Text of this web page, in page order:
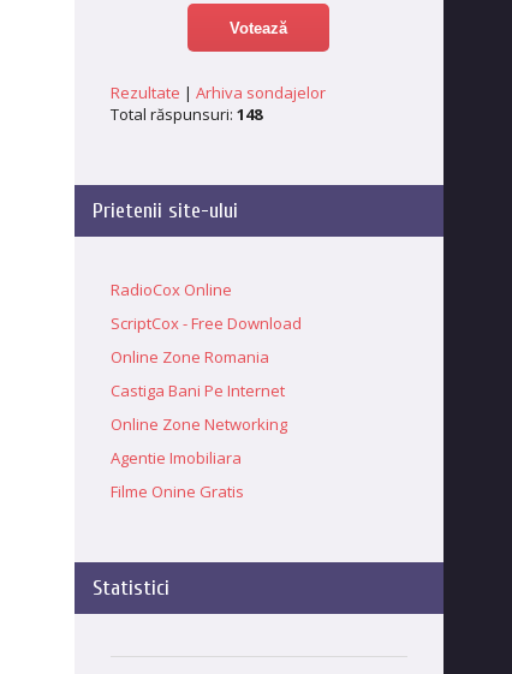
Rezultate | Arhiva sondajelor
Total răspunsuri: 148
Prietenii site-ului
RadioCox Online
ScriptCox - Free Download
Online Zone Romania
Castiga Bani Pe Internet
Online Zone Networking
Agentie Imobiliara
Filme Onine Gratis
Statistici